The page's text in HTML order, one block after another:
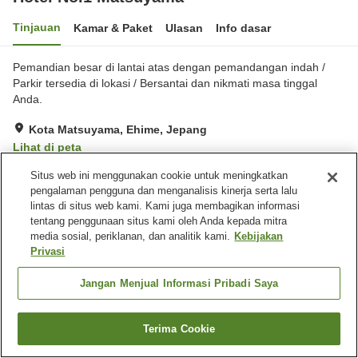
Tinjauan Kamar & Paket Ulasan Info dasar
Pemandian besar di lantai atas dengan pemandangan indah /
Parkir tersedia di lokasi / Bersantai dan nikmati masa tinggal
Anda.
Kota Matsuyama, Ehime, Jepang
Lihat di peta
Sangat baik Ulasan:1,419
Fasilitas properti
Tempat parkir
Sauna
Spa / Salon kecantikan
Beranda Jepang Ehime
Kota Matsuyama
Hotel No.1 Matsuyama
Cari kamar
Situs web ini menggunakan cookie untuk meningkatkan
pengalaman pengguna dan menganalisis kinerja serta lalu
lintas di situs web kami. Kami juga membagikan informasi
tentang penggunaan situs kami oleh Anda kepada mitra
media sosial, periklanan, dan analitik kami. Kebijakan
Privasi
Jangan Menjual Informasi Pribadi Saya
Terima Cookie